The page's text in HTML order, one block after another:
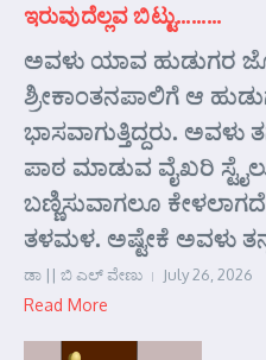
ಇರುವುದೆಲ್ಲವ ಬಿಟ್ಟು………
ಅವಳು ಯಾವ ಹುಡುಗರ
ಶ್ರೀಕಾಂತನಪಾಲಿಗೆ ಆ
ಭಾಸವಾಗುತ್ತಿದ್ದರು. ಅವಳು
ಪಾಠ ಮಾಡುವ ವೈಖರಿ
ಬಣ್ಣಿಸುವಾಗಲೂ
ತಳಮಳ. ಅಷ್ಟೇಕೆ ಅವಳು
ಡಾ || ಬಿ ಎಲ್ ವೇಣು July 26, 2026
Read More